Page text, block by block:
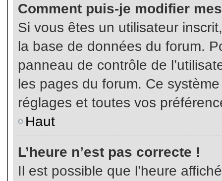
Comment puis-je modifier
Si vous êtes un utilisateur
la base de données du forum.
panneau de contrôle de
les pages du forum. Ce
réglages et toutes vos
Haut
L’heure n’est pas correcte !
Il est possible que l’heure